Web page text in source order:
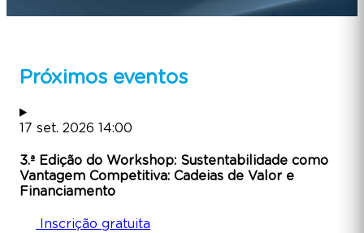
Próximos eventos
17 set. 2026 14:00
3.ª Edição do Workshop: Sustentabilidade como
Vantagem Competitiva: Cadeias de Valor e
Financiamento
Inscrição gratuita